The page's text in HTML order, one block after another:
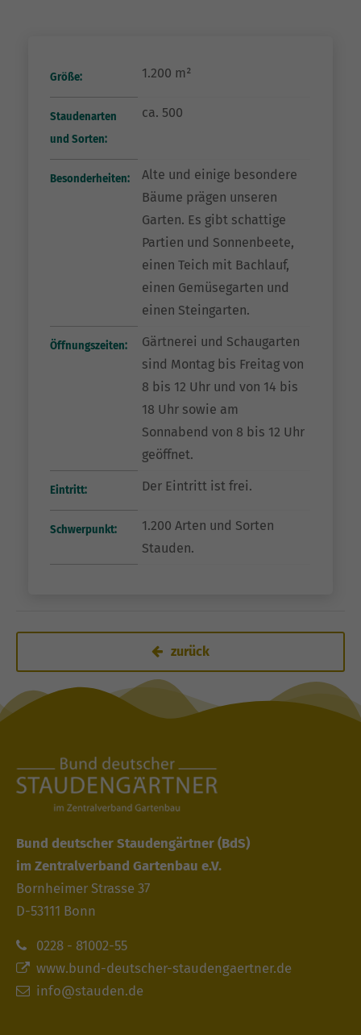
Größe: 1.200 m²
Staudenarten
und Sorten:
ca. 500
Besonderheiten:
Alte und einige besondere
Bäume prägen unseren
Garten. Es gibt schattige
Partien und Sonnenbeete,
einen Teich mit Bachlauf,
einen Gemüsegarten und
einen Steingarten.
Öffnungszeiten:
Gärtnerei und Schaugarten
sind Montag bis Freitag von
8 bis 12 Uhr und von 14 bis
18 Uhr sowie am
Sonnabend von 8 bis 12 Uhr
geöffnet.
Eintritt: Der Eintritt ist frei.
Schwerpunkt:
1.200 Arten und Sorten
Stauden.
zurück
Bund deutscher Staudengärtner (BdS)
im Zentralverband Gartenbau e.V.
Bornheimer Strasse 37
D-53111 Bonn
0228 - 81002-55
www.bund-deutscher-staudengaertner.de
info@stauden.de